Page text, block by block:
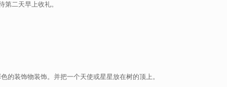
第二天早上收礼。
的装饰物装饰。并把一个天使或星星放在树的顶上。